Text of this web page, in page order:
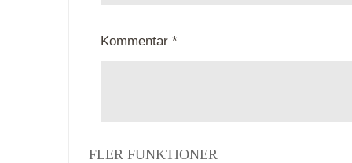
Kommentar *
FLER FUNKTIONER